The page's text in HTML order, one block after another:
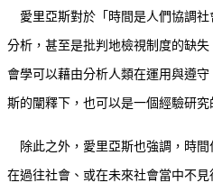
愛里亞斯對於「時間是人們協調社
分析，甚至是批判地檢視制度的缺
會學可以藉由分析人類在運用與遵
斯的闡釋下，也可以是一個經驗研究
除此之外，愛里亞斯也強調，時間
在過往社會、或在未來社會當中不